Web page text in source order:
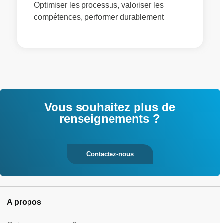
Optimiser les processus, valoriser les
compétences, performer durablement
Vous souhaitez plus de
renseignements ?
Contactez-nous
A propos